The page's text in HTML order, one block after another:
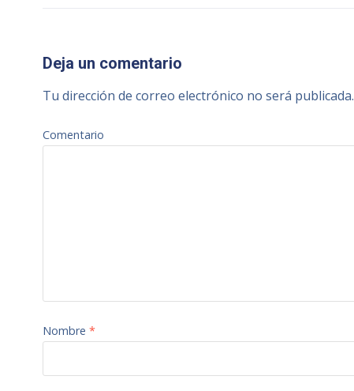
Deja un comentario
Tu dirección de correo electrónico no será publicada.
Comentario
Nombre *